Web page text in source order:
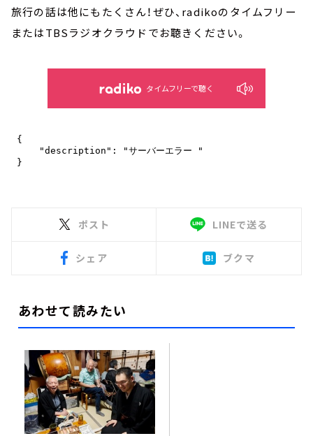
旅行の話は他にもたくさん！ぜひ、radikoのタイムフリー
またはTBSラジオクラウドでお聴きください。
タイムフリーで聴く
ポスト LINEで送る
シェア ブクマ
あわせて読みたい